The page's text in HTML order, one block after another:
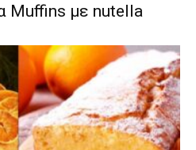
Muffins με nutella